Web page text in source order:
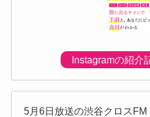
Instagramの紹介
5月6日放送の渋谷クロスFM